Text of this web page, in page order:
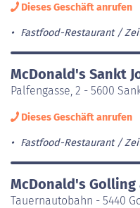
Dieses Geschäft anrufen
Fastfood-Restaurant
McDonald's Sankt
Palfengasse, 2 - 5600
Dieses Geschäft anrufen
Fastfood-Restaurant
McDonald's
Tauernautobahn - 5440